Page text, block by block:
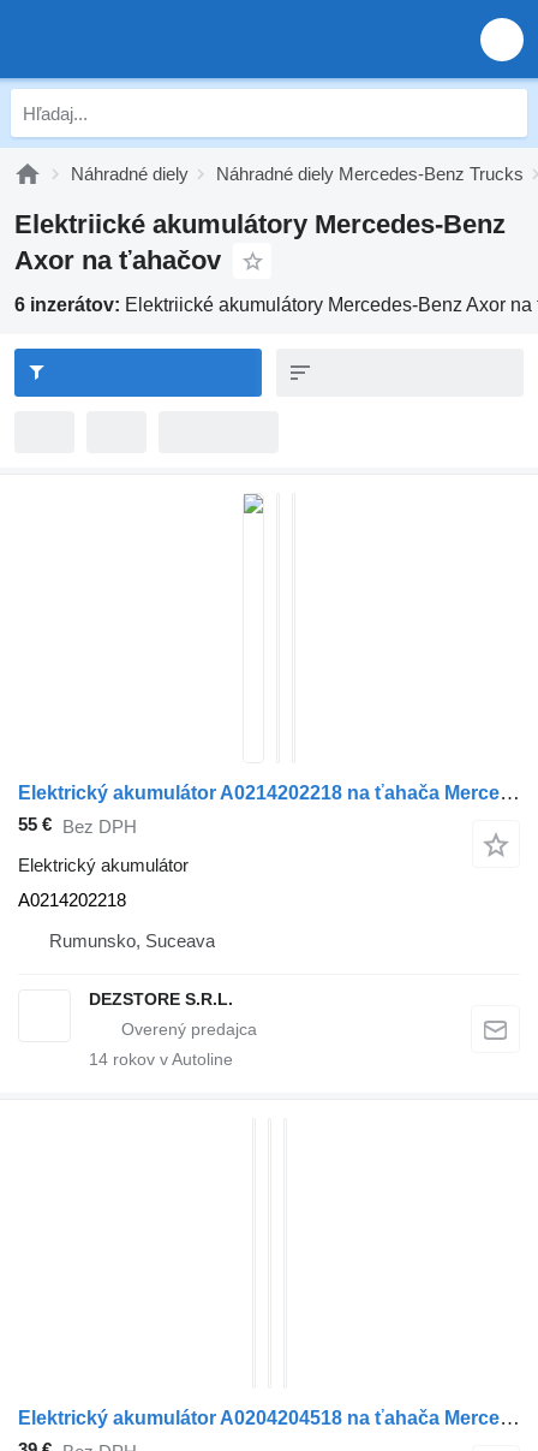
Náhradné diely Náhradné diely Mercedes-Benz Trucks
Elektriické akumulátory Mercedes-Benz
Axor na ťahačov
6 inzerátov: Elektriické akumulátory Mercedes-Benz Axor
Elektrický akumulátor A0214202218 na ťahača Mercedes-Benz AXOR
55 € Bez DPH
Elektrický akumulátor
A0214202218
Rumunsko, Suceava
DEZSTORE S.R.L.
14 rokov v Autoline
Elektrický akumulátor A0204204518 na ťahača Mercedes-Benz AXOR